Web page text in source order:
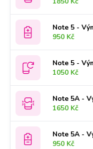
Note 5 -
950 Kč
Note 5 -
1050 Kč
Note 5A -
1650 Kč
Note 5A -
950 Kč